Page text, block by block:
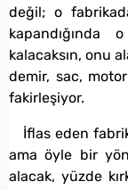
değil; o
kapandığında
kalacaksın, onu
demir, sac,
fakirleşiyor.
İflas eden
ama öyle bir
alacak, yüzde